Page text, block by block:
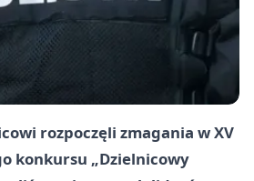
rozpoczęli zmagania w XV
konkursu „Dzielnicowy